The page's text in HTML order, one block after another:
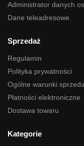
Administrator danych
Dane teleadresowe
Sprzedaż
Regulamin
Polityka prywatności
Ogólne warunki
Płatności elektroniczne
Dostawa towaru
Kategorie